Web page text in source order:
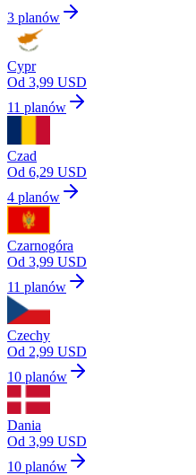
3 planów
Cypr
Od 3,99 USD
11 planów
Czad
Od 6,29 USD
4 planów
Czarnogóra
Od 3,99 USD
11 planów
Czechy
Od 2,99 USD
10 planów
Dania
Od 3,99 USD
10 planów